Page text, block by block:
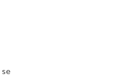
se